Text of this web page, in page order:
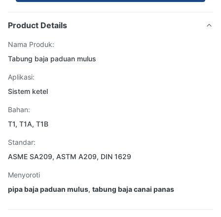
Product Details
Nama Produk:
Tabung baja paduan mulus
Aplikasi:
Sistem ketel
Bahan:
T1, T1A, T1B
Standar:
ASME SA209, ASTM A209, DIN 1629
Menyoroti
pipa baja paduan mulus, tabung baja canai panas